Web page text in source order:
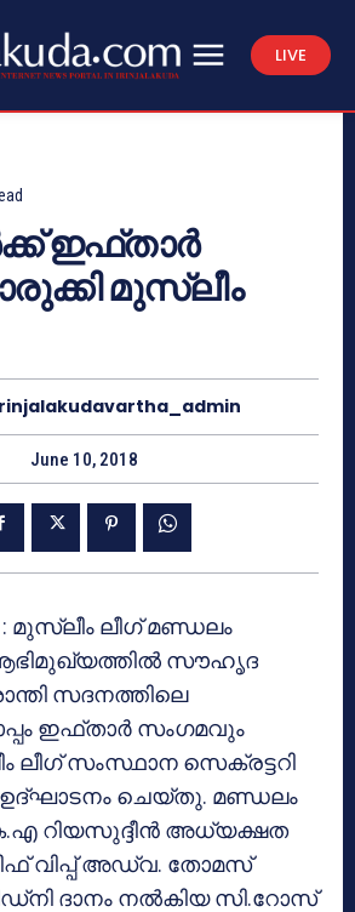
LIVE
ഇഫ്താര്‍
മുസ്ലീം
June 10, 2018
മുസ്ലീം ലീഗ് മണ്ഡലം
ആഭിമുഖ്യത്തില്‍ സൗഹൃദ
സദനത്തിലെ
ഇഫ്താര്‍ സംഗമവും
ലീഗ് സംസ്ഥാന സെക്രട്ടറി
ഉദ്ഘാടനം ചെയ്തു. മണ്ഡലം
റിയസുദ്ദീന്‍ അധ്യക്ഷത
വിപ്പ് അഡ്വ. തോമസ്
ദാനം നല്‍കിയ സി.റോസ്